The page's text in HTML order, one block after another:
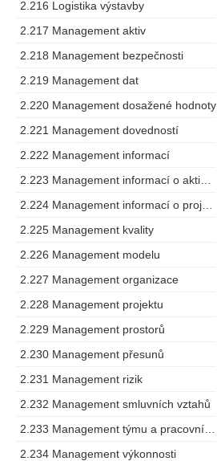
2.216 Logistika výstavby
2.217 Management aktiv
2.218 Management bezpečnosti
2.219 Management dat
2.220 Management dosažené hodnoty
2.221 Management dovedností
2.222 Management informací
2.225 Management kvality
2.226 Management modelu
2.227 Management organizace
2.228 Management projektu
2.229 Management prostorů
2.230 Management přesunů
2.231 Management rizik
2.232 Management smluvních vztahů
2.234 Management výkonnosti